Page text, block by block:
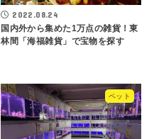
2022.08.24
国内外から集めた1万点の雑貨！東
林間「海福雑貨」で宝物を探す
ペット